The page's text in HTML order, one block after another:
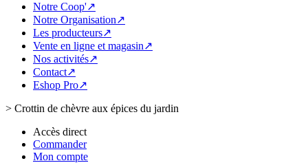
Notre Coop'↗
Notre Organisation↗
Les producteurs↗
Vente en ligne et magasin↗
Nos activités↗
Contact↗
Eshop Pro↗
> Crottin de chèvre aux épices du jardin
Accès direct
Commander
Mon compte